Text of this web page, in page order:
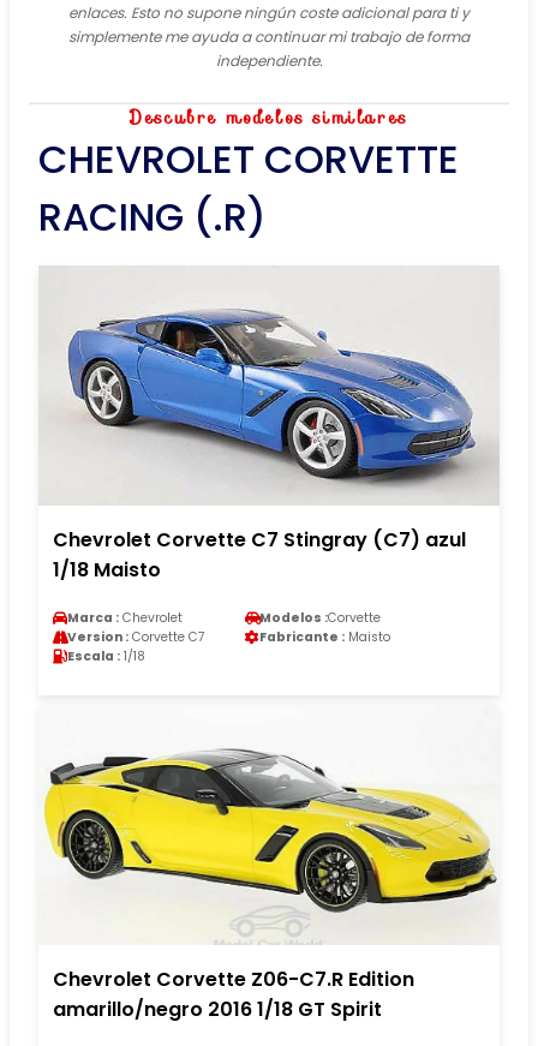
enlaces. Esto no supone ningún coste adicional para ti y
simplemente me ayuda a continuar mi trabajo de forma
independiente.
Descubre modelos similares
CHEVROLET CORVETTE
RACING (.R)
Chevrolet Corvette C7 Stingray (C7) azul
1/18 Maisto
Marca : Chevrolet Modelos :Corvette
Version : Corvette C7 Fabricante : Maisto
Escala : 1/18
Chevrolet Corvette Z06-C7.R Edition
amarillo/negro 2016 1/18 GT Spirit